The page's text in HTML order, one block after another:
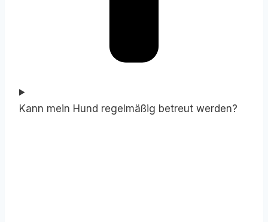
Kann mein Hund regelmäßig betreut werden?